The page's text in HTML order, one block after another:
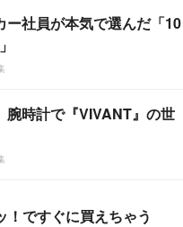
ー社員が本気で選んだ「10
腕時計で『VIVANT』の世
！ですぐに買えちゃう